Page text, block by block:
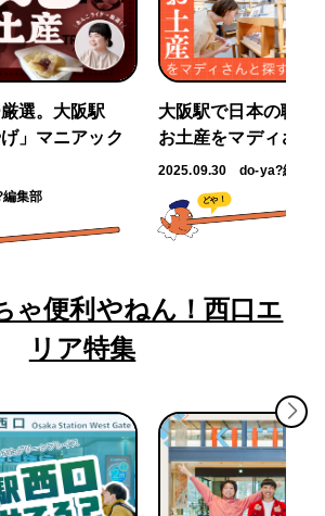
選。大阪駅
」マニアック
集部
大阪駅で日本の職人
お土産をマディさん
2025.09.30 do-ya?編集部
どや！
ゃ便利やねん！西口エ
リア特集